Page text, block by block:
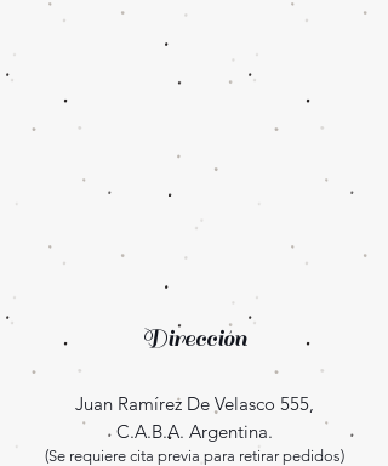
Dirección
Juan Ramírez De Velasco 555,
C.A.B.A. Argentina.
(Se requiere cita previa para retirar pedidos)